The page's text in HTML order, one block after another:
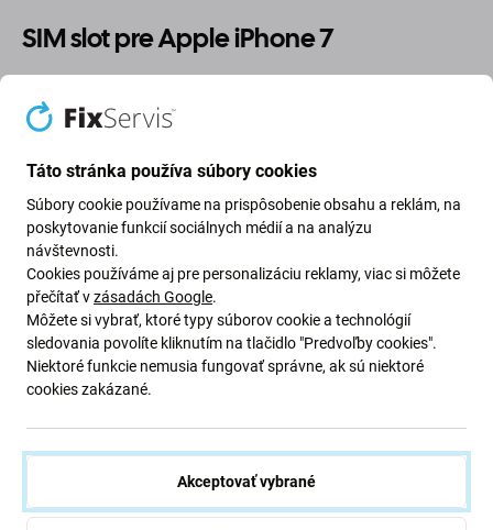
SIM slot pre Apple iPhone 7
Ak ste pôvodný SIM slot zariadenia
stratili alebo sa poškodil, tento náhradný diel predstavuje
Umožňuje bezpečné vloženie SIM karty do zariadenia.
Pred použitím skontrolujte presnú kompatibilitu s
konkrétnym modelom.
Kvalita náhradného dielu
Aftermarket:Neoriginálny náhradný diel vyrobený
nezávislým výrobcom. V porovnaní s originálnym dielom
sa môžu vyskytnúť menšie rozdiely vo vzhľade,
spracovaní alebo funkčnosti.
Tipy pred výmenou:
Táto stránka používa súbory cookies
Súbory cookie používame na prispôsobenie obsahu a reklám, na
poskytovanie funkcií sociálnych médií a na analýzu
návštevnosti.
Cookies používáme aj pre personalizáciu reklamy, viac si môžete
přečítať vzásadách Google.
Môžete si vybrať, ktoré typy súborov cookie a technológií
sledovania povolíte kliknutím na tlačidlo "Predvoľby cookies".
Niektoré funkcie nemusia fungovať správne, ak sú niektoré
cookies zakázané.
Akceptovať vybrané